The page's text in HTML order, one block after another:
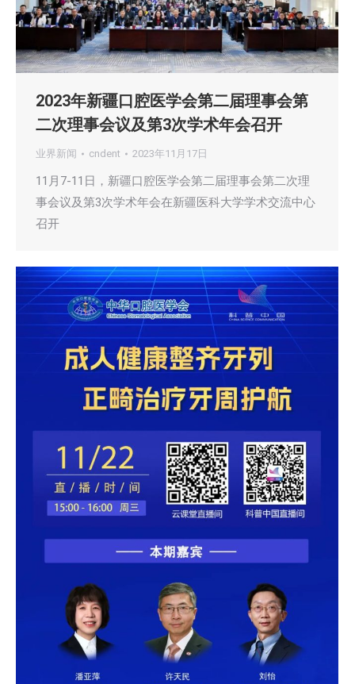
2023年新疆口腔医学会第二届理事会第
二次理事会议及第3次学术年会召开
业界新闻 cndent 2023年11月17日
11月7-11日，新疆口腔医学会第二届理事会第二次理
事会议及第3次学术年会在新疆医科大学学术交流中心
召开